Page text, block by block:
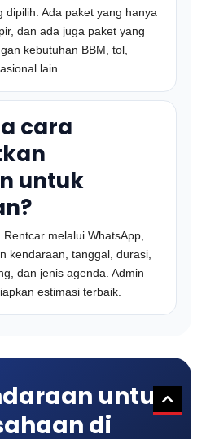
dipilih. Ada paket yang hanya
dan ada juga paket yang
kebutuhan BBM, tol,
lain.
cara
untuk
melalui WhatsApp,
kendaraan, tanggal, durasi,
dan jenis agenda. Admin
estimasi terbaik.
untuk
di